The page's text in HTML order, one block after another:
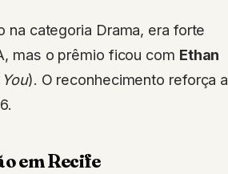
na categoria Drama, era forte
mas o prêmio ficou com Ethan
). O reconhecimento reforça a
em Recife